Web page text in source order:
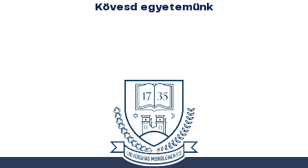
Kövesd egyetemünk